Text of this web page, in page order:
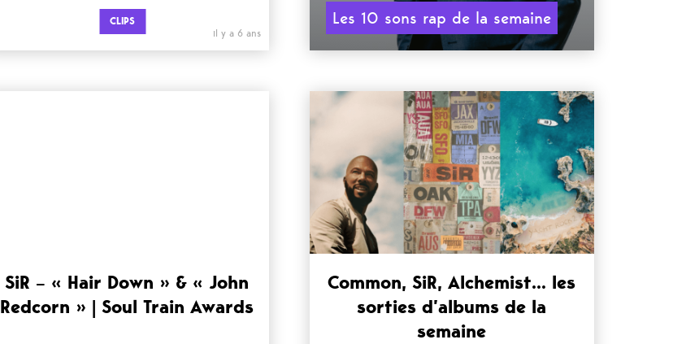
CLIPS
il y a 6 ans
Les 10 sons rap de la semaine
SiR – « Hair Down » & « John
Redcorn » | Soul Train Awards
Common, SiR, Alchemist… les
sorties d’albums de la
semaine